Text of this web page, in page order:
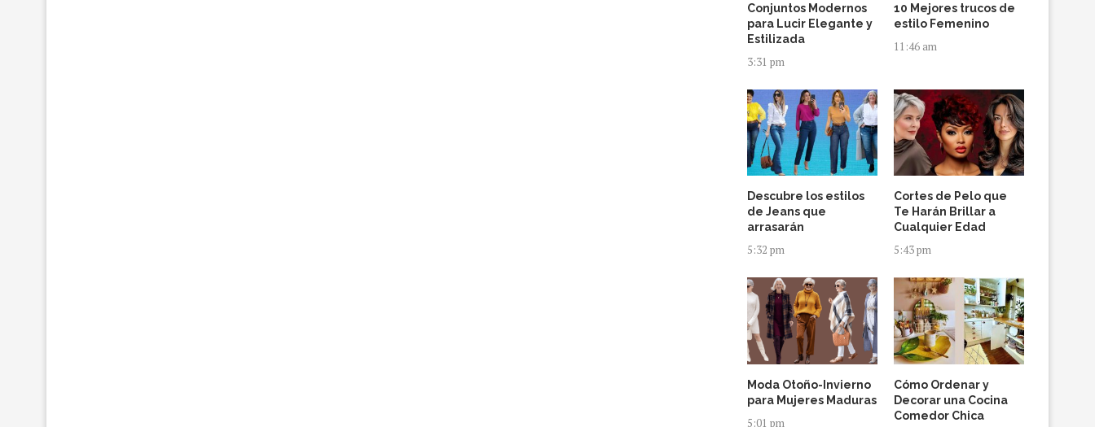
Conjuntos Modernos
para Lucir Elegante y
Estilizada
3:31 pm
10 Mejores trucos de
estilo Femenino
11:46 am
Descubre los estilos
de Jeans que
arrasarán
5:32 pm
Cortes de Pelo que
Te Harán Brillar a
Cualquier Edad
5:43 pm
Moda Otoño-Invierno
para Mujeres Maduras
5:01 pm
Cómo Ordenar y
Decorar una Cocina
Comedor Chica